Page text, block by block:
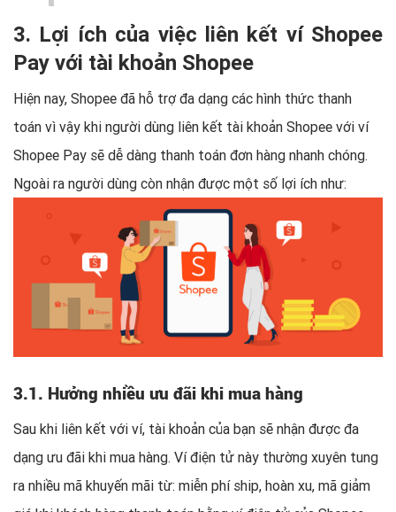
3. Lợi ích của việc liên kết ví Shopee
Pay với tài khoản Shopee
Hiện nay, Shopee đã hỗ trợ đa dạng các hình thức thanh
toán vì vậy khi người dùng liên kết tài khoản Shopee với ví
Shopee Pay sẽ dễ dàng thanh toán đơn hàng nhanh chóng.
Ngoài ra người dùng còn nhận được một số lợi ích như:
3.1. Hưởng nhiều ưu đãi khi mua hàng
Sau khi liên kết với ví, tài khoản của bạn sẽ nhận được đa
dạng ưu đãi khi mua hàng. Ví điện tử này thường xuyên tung
ra nhiều mã khuyến mãi từ: miễn phí ship, hoàn xu, mã giảm